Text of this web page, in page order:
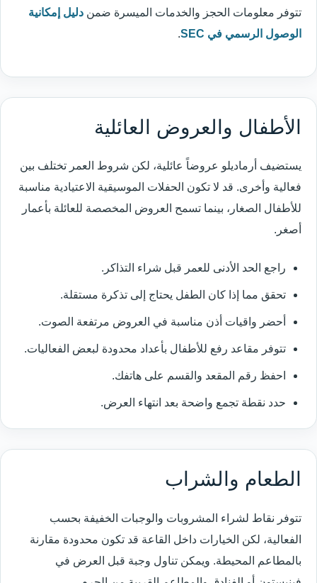
تتوفر معلومات الحجز والخدمات الميسرة ضمن دليل إمكانية
الوصول الرسمي في SEC
.
الأطفال والعروض العائلية
يستضيف أرماديلو عروضاً عائلية، لكن شروط العمر تختلف بين
فعالية وأخرى. قد لا تكون الحفلات الموسيقية الاعتيادية مناسبة
للأطفال الصغار، بينما تسمح العروض المخصصة للعائلة بأعمار
أصغر.
راجع الحد الأدنى للعمر قبل شراء التذاكر.
تحقق مما إذا كان الطفل يحتاج إلى تذكرة مستقلة.
أحضر واقيات أذن مناسبة في العروض مرتفعة الصوت.
تتوفر مقاعد رفع للأطفال بأعداد محدودة لبعض الفعاليات.
احفظ رقم المقعد والقسم على هاتفك.
حدد نقطة تجمع واضحة بعد انتهاء العرض.
الطعام والشراب
تتوفر نقاط لشراء المشروبات والوجبات الخفيفة بحسب
الفعالية، لكن الخيارات داخل القاعة قد تكون محدودة مقارنة
بالمطاعم المحيطة. ويمكن تناول وجبة قبل العرض في